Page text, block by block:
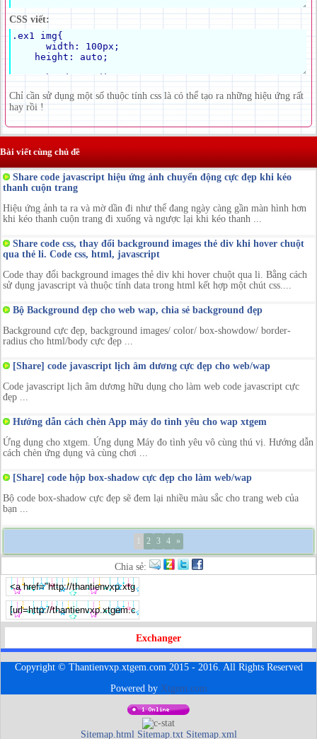
CSS viết:
Chỉ cần sử dụng một số thuộc tính css là có thể tạo ra những hiệu ứng rất
hay rồi !
Bài viết cùng chủ đề
Share code javascript hiệu ứng ảnh chuyển động cực đẹp khi kéo
thanh cuộn trang
Hiệu ứng ảnh ta ra và mờ dần đi như thể đang ngày càng gần màn hình hơn
khi kéo thanh cuộn trang đi xuống và ngược lại khi kéo thanh ...
Share code css, thay đổi background images thẻ div khi hover chuột
qua thẻ li. Code css, html, javascript
Code thay đổi background images thẻ div khi hover chuột qua li. Bằng cách
sử dụng javascript và thuộc tính data trong html kết hợp một chút css....
Bộ Background đẹp cho web wap, chia sẻ background đẹp
Background cực đẹp, background images/ color/ box-showdow/ border-
radius cho html/body cực đẹp ...
[Share] code javascript lịch âm dương cực đẹp cho web/wap
Code javascript lịch âm dương hữu dụng cho làm web code javascript cực
đẹp ...
Hướng dẫn cách chèn App máy đo tình yêu cho wap xtgem
Ứng dụng cho xtgem. Ứng dụng Máy đo tình yêu vô cùng thú vị. Hướng dẫn
cách chèn ứng dụng và cùng chơi ...
[Share] code hộp box-shadow cực đẹp cho làm web/wap
Bộ code box-shadow cực đẹp sẽ đem lại nhiều màu sắc cho trang web của
bạn ...
2 3 4 »
Chia sẻ:
Exchanger
Copyright © Thantienvxp.xtgem.com 2015 - 2016. All Rights Reserved
Powered by Xtgem.com
Sitemap.html Sitemap.txt Sitemap.xml